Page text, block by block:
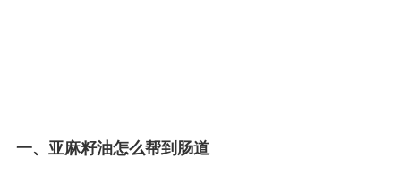
一、亚麻籽油怎么帮到肠道